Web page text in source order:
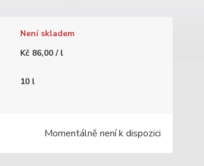
Není skladem
Kč 86,00 / l
10 l
Momentálně není k dispozici